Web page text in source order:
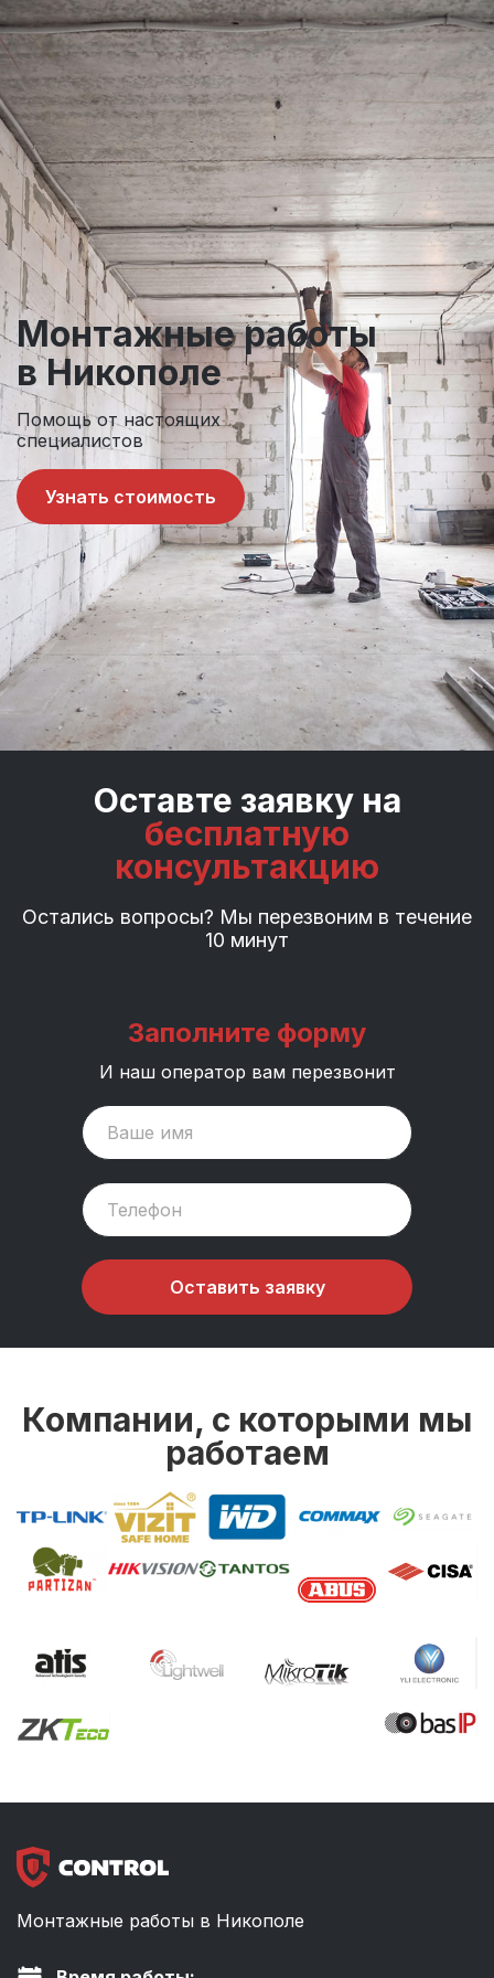
Монтажныеработы
в Никополе
Помощь от настоящих
специалистов
Узнать стоимость
Оставте заявку на
бесплатную
консультакцию
Остались вопросы? Мы перезвоним в течение
10 минут
Заполните форму
И наш оператор вам перезвонит
Оставить заявку
Компании, с которыми мы
работаем
Монтажные работы в Никополе